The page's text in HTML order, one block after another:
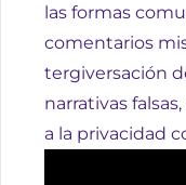
las formas
comentarios
tergiversación
narrativas
a la privacidad